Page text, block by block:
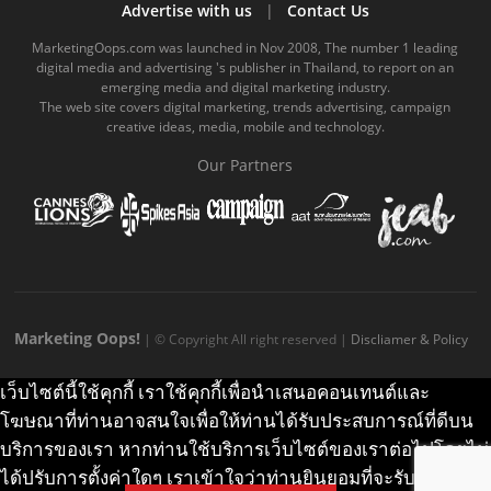
o
o
k
c
o
b
e
.
o
m
e
g
r
a
.
k
.
c
m
Advertise with us| Contact Us
MarketingOops.com was launched in Nov 2008, The number 1 leading
digital media and advertising 's publisher in Thailand, to report on an
emerging media and digital marketing industry.
The web site covers digital marketing, trends advertising, campaign
creative ideas, media, mobile and technology.
Our Partners
Marketing Oops! | © Copyright All right reserved | Discliamer & Policy
เว็บไซต์นี้ใช้คุกกี้ เราใช้คุกกี้เพื่อนำเสนอคอนเทนต์และ
โฆษณาที่ท่านอาจสนใจเพื่อให้ท่านได้รับประสบการณ์ที่ดีบน
บริการของเรา หากท่านใช้บริการเว็บไซต์ของเราต่อไปโดยไม่
ได้ปรับการตั้งค่าใดๆ เราเข้าใจว่าท่านยินยอมที่จะรับคุกกี้บน